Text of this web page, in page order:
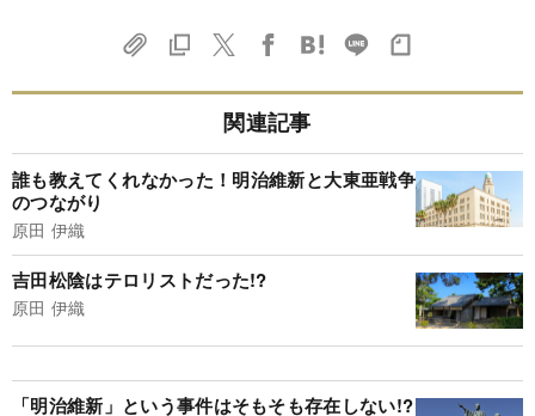
関連記事
誰も教えてくれなかった！明治維新と大東亜戦争
のつながり
原田 伊織
吉田松陰はテロリストだった!?
原田 伊織
「明治維新」という事件はそもそも存在しない!?